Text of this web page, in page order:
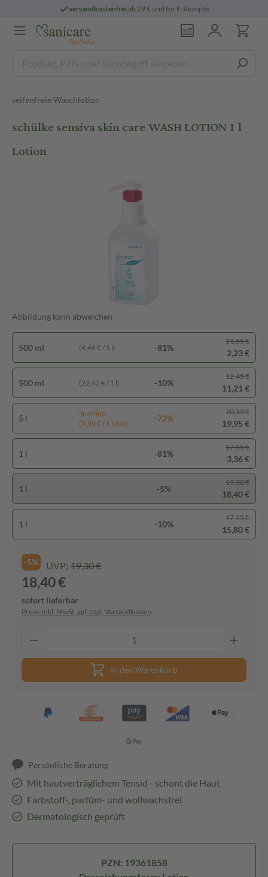
versandkostenfreiab 29 € und für E-Rezepte
seifenfreie Waschlotion
schülke sensiva skin care WASH LOTION 1 l
Lotion
Abbildung kann abweichen
500 ml (4,46 € / 1 l) -81%
11,55 €
2,23 €
500 ml (22,42 € / 1 l) -10%
12,45 €
11,21 €
5 l
Spartipp
(3,99 € / 1 Liter)
-72%
70,19 €
19,95 €
1 l -81%
17,55 €
3,36 €
1 l -5%
19,30 €
18,40 €
1 l -10%
17,55 €
15,80 €
-5% UVP: 19,30 €
18,40 €
sofort lieferbar
Preise inkl. MwSt. ggf. zzgl. Versandkosten
In den Warenkorb
Persönliche Beratung
Mit hautverträglichem Tensid - schont die Haut
Farbstoff-, parfüm- und wollwachsfrei
Dermatologisch geprüft
PZN: 19361858